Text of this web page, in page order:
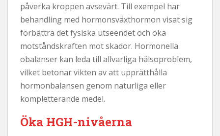
påverka kroppen avsevärt. Till exempel har
behandling med hormonsväxthormon visat sig
förbättra det fysiska utseendet och öka
motståndskraften mot skador. Hormonella
obalanser kan leda till allvarliga hälsoproblem,
vilket betonar vikten av att upprätthålla
hormonbalansen genom naturliga eller
kompletterande medel.
Öka HGH-nivåerna